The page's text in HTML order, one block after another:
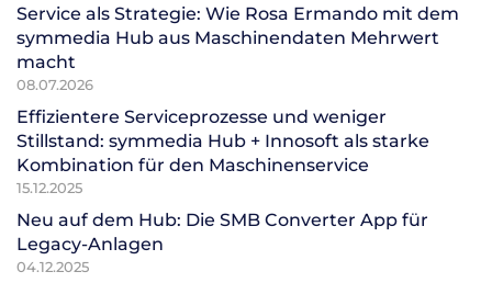
Service als Strategie: Wie Rosa Ermando mit dem
symmedia Hub aus Maschinendaten Mehrwert
macht
08.07.2026
Effizientere Serviceprozesse und weniger
Stillstand: symmedia Hub + Innosoft als starke
Kombination für den Maschinenservice
15.12.2025
Neu auf dem Hub: Die SMB Converter App für
Legacy-Anlagen
04.12.2025